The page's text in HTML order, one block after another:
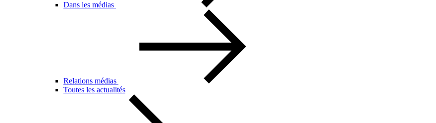
Dans les médias
Relations médias
Toutes les actualités